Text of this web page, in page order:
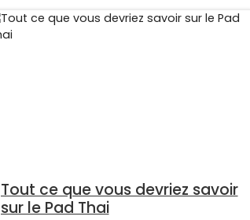
Tout ce que vous devriez savoir
sur le Pad Thai